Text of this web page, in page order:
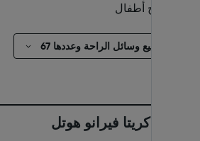
مسبح أطفال
عرض جميع وسائل الراحة وعددها 67
تقييمات كريتا فيرانو هوتل